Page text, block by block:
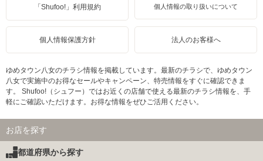
「Shufoo!」利用規約 個人情報の取り扱いについて
個人情報保護方針 法人のお客様へ
ゆめタウン八女のチラシ情報を掲載しています。最新のチラシで、ゆめタウン
八女で実施中のお得なセールやキャンペーン、特売情報をすぐに確認できま
す。 Shufoo!（シュフー）ではお近くの店舗で使える最新のチラシ情報を、手
軽にご確認いただけます。お得な情報をぜひご活用ください。
お店を探す
都道府県から探す